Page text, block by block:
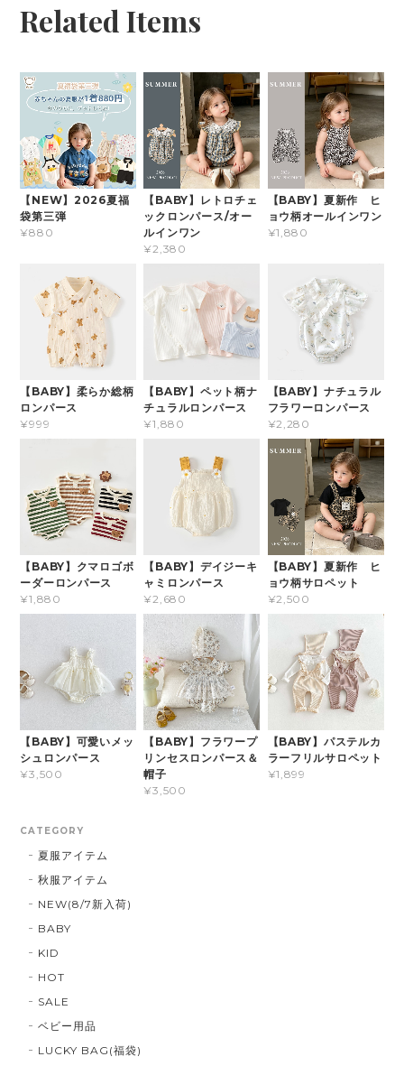
Related Items
【NEW】2026夏福
袋第三弾
¥880
【BABY】レトロチェ
ックロンパース/オー
ルインワン
¥2,380
【BABY】夏新作 ヒ
ョウ柄オールインワン
¥1,880
【BABY】柔らか総柄
ロンパース
¥999
【BABY】ペット柄ナ
チュラルロンパース
¥1,880
【BABY】ナチュラル
フラワーロンパース
¥2,280
【BABY】クマロゴボ
ーダーロンパース
¥1,880
【BABY】デイジーキ
ャミロンパース
¥2,680
【BABY】夏新作 ヒ
ョウ柄サロペット
¥2,500
【BABY】可愛いメッ
シュロンパース
¥3,500
【BABY】フラワープ
リンセスロンパース＆
帽子
¥3,500
【BABY】パステルカ
ラーフリルサロペット
¥1,899
CATEGORY
夏服アイテム
秋服アイテム
NEW(8/7新入荷)
BABY
KID
HOT
SALE
ベビー用品
LUCKY BAG(福袋)